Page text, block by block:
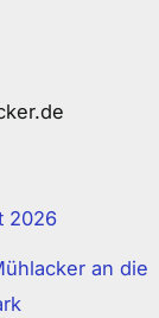
2026
an die